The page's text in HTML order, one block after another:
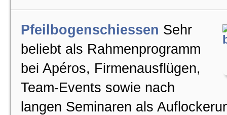
Images
Pfeilbogenschiessen Sehr
beliebt als Rahmenprogramm
bei Apéros, Firmenausflügen,
Team-Events sowie nach
langen Seminaren als